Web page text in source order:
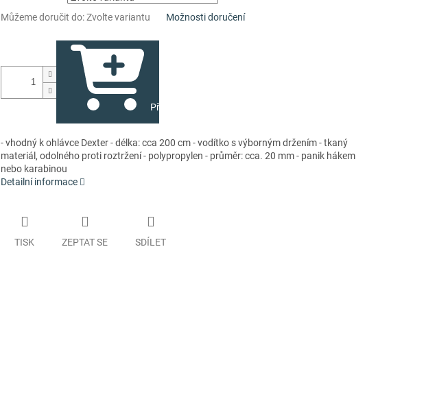
Můžeme doručit do:Zvolte variantu Možnosti doručení
Přidat do košíku
- vhodný k ohlávce Dexter - délka: cca 200 cm - vodítko s výborným držením - tkaný
materiál, odolného proti roztržení - polypropylen - průměr: cca. 20 mm - panik hákem
nebo karabinou
Detailní informace
TISK ZEPTAT SE SDÍLET